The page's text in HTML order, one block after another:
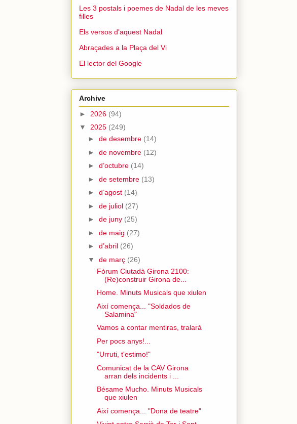
Les 3 postals i poemes de Nadal de les meves
filles
Els versos d'aquest Nadal
Abraçades a la Plaça del Vi
El lector del Google
Archive
► 2026 (94)
▼ 2025 (249)
► de desembre (14)
► de novembre (12)
► d’octubre (14)
► de setembre (13)
► d’agost (14)
► de juliol (27)
► de juny (25)
► de maig (27)
► d’abril (26)
▼ de març (26)
Fòrum Ciutadà Girona 2100:
(Re)construir Girona de...
Home. Minuts Musicals que xiulen
Així comença... "Soldados de
Salamina"
Vamos a contar mentiras, tralará
Per pocs anys!...
"Urruti, t'estimo!"
Comunicat de la CAV Girona
arran dels incidents i ...
Bésame Mucho. Minuts Musicals
que xiulen
Així comença... "Dona de teatre"